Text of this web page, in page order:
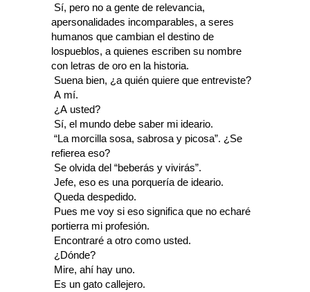
 Sí, pero no a gente de relevancia,
apersonalidades incomparables, a seres
humanos que cambian el destino de
lospueblos, a quienes escriben su nombre
con letras de oro en la historia.
 Suena bien, ¿a quién quiere que entreviste?
 A mí.
 ¿A usted?
 Sí, el mundo debe saber mi ideario.
 “La morcilla sosa, sabrosa y picosa”. ¿Se
refierea eso?
 Se olvida del “beberás y vivirás”.
 Jefe, eso es una porquería de ideario.
 Queda despedido.
 Pues me voy si eso significa que no echaré
portierra mi profesión.
 Encontraré a otro como usted.
 ¿Dónde?
 Mire, ahí hay uno.
 Es un gato callejero.